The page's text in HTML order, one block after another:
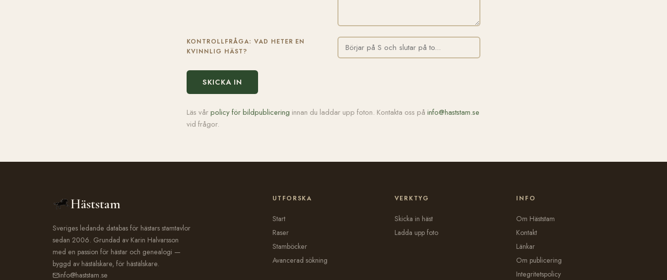
KONTROLLFRÅGA: VAD HETER EN
KVINNLIG HÄST?
SKICKA IN
Läs vårpolicy för bildpublicering innan du laddar upp foton. Kontakta oss på info@haststam.se
vid frågor.
Häststam
Sveriges ledande databas för hästars stamtavlor
sedan 2006. Grundad av Karin Halvarsson
med en passion för hästar och genealogi —
byggd av hästälskare, för hästälskare.
info@haststam.se
UTFORSKA
Start
Raser
Stamböcker
Avancerad sökning
VERKTYG
Skicka in häst
Ladda upp foto
INFO
Om Häststam
Kontakt
Länkar
Om publicering
Integritetspolicy